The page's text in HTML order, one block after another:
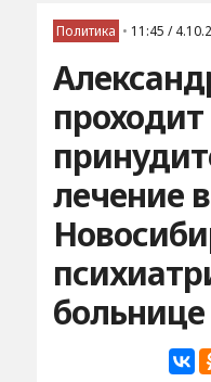
Политика • 11:45 /
проходит
лечение в
больнице